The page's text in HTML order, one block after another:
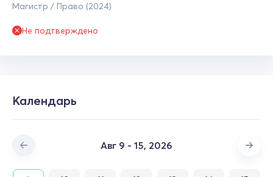
Магистр / Право (2024)
Не подтверждено
Календарь
Авг 9 - 15, 2026